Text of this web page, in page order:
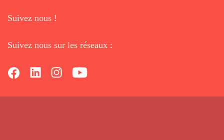
Suivez nous !
Suivez nous sur les réseaux :